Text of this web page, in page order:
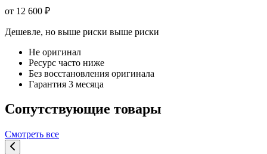
от 12 600 ₽
Дешевле, но выше риски выше риски
Не оригинал
Ресурс часто ниже
Без восстановления оригинала
Гарантия 3 месяца
Сопутствующие товары
Смотреть все